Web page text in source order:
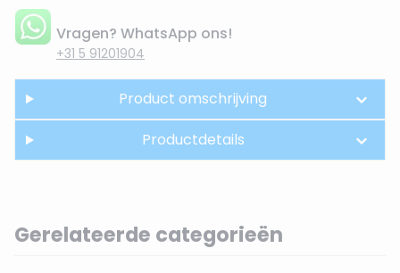
Vragen? WhatsApp ons!
+31 5 91201904
Product omschrijving
Productdetails
Gerelateerde categorieën